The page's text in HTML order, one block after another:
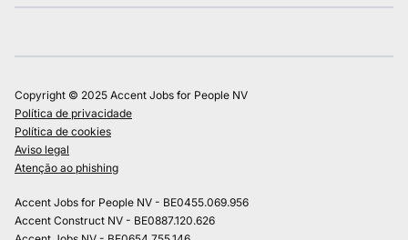
Copyright © 2025 Accent Jobs for People NV
Política de privacidade
Política de cookies
Aviso legal
Atenção ao phishing
Accent Jobs for People NV - BE0455.069.956
Accent Construct NV - BE0887.120.626